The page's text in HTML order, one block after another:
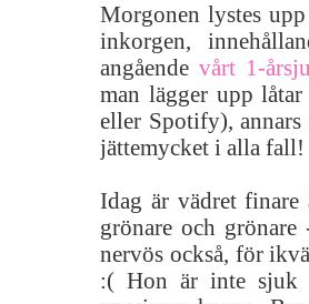
Morgonen lystes
inkorgen,
angående vårt 1-
man lägger upp
eller Spotify),
jättemycket i alla
Idag är vädret
grönare och
nervös också, för
:( Hon är inte